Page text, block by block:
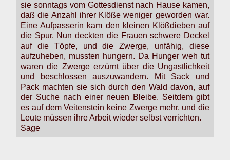
sie sonntags vom Gottesdienst nach Hause kamen,
daß die Anzahl ihrer Klöße weniger geworden war.
Eine Aufpasserin kam den kleinen Klößdieben auf
die Spur. Nun deckten die Frauen schwere Deckel
auf die Töpfe, und die Zwerge, unfähig, diese
aufzuheben, mussten hungern. Da Hunger weh tut
waren die Zwerge erzürnt über die Ungastlichkeit
und beschlossen auszuwandern. Mit Sack und
Pack machten sie sich durch den Wald davon, auf
der Suche nach einer neuen Bleibe. Seitdem gibt
es auf dem Veitenstein keine Zwerge mehr, und die
Leute müssen ihre Arbeit wieder selbst verrichten.
Sage